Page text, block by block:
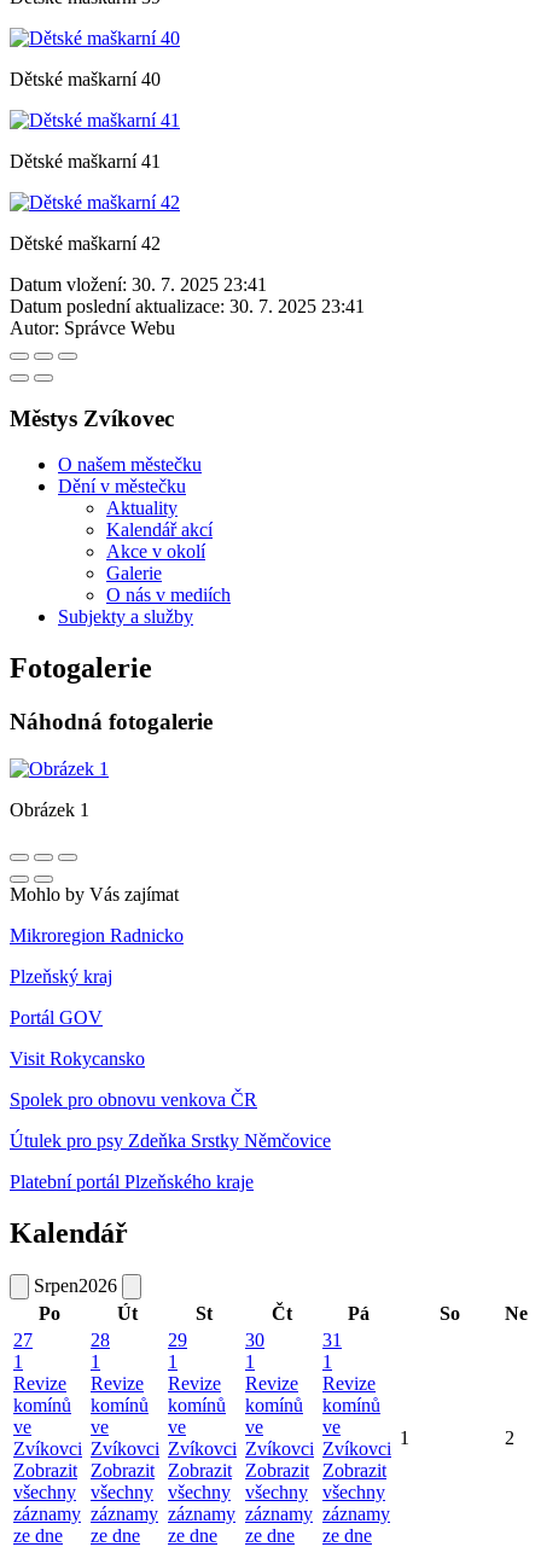
Dětské maškarní 40
Dětské maškarní 41
Dětské maškarní 42
Datum vložení: 30. 7. 2025 23:41
Datum poslední aktualizace: 30. 7. 2025 23:41
Autor: Správce Webu
Městys Zvíkovec
O našem městečku
Dění v městečku
Aktuality
Kalendář akcí
Akce v okolí
Galerie
O nás v mediích
Subjekty a služby
Fotogalerie
Náhodná fotogalerie
Obrázek 1
Mohlo by Vás zajímat
Mikroregion Radnicko
Plzeňský kraj
Portál GOV
Visit Rokycansko
Spolek pro obnovu venkova ČR
Útulek pro psy Zdeňka Srstky Němčovice
Platební portál Plzeňského kraje
Kalendář
Srpen2026
Po
Út St Čt Pá So
Ne
27
1
Revize
komínů
ve
Zvíkovci
Zobrazit
všechny
záznamy
ze dne
28
1
Revize
komínů
ve
Zvíkovci
Zobrazit
všechny
záznamy
ze dne
29
1
Revize
komínů
ve
Zvíkovci
Zobrazit
všechny
záznamy
ze dne
30
1
Revize
komínů
ve
Zvíkovci
Zobrazit
všechny
záznamy
ze dne
31
1
Revize
komínů
ve
Zvíkovci
Zobrazit
všechny
záznamy
ze dne
1 2